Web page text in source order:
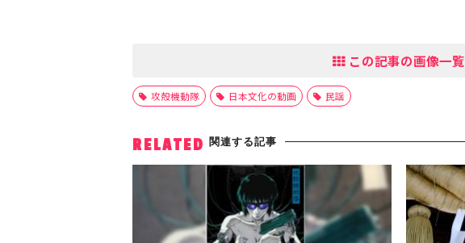
この記事の画像一覧
攻殻機動隊 日本文化の動画 民謡
RELATED 関連する記事